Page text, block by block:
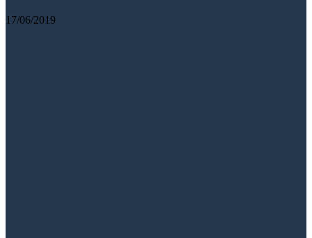
17/06/2019